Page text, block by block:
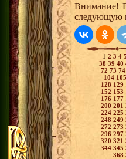
Внимание!
следующую
1 2 3 4 5
38 39 40
72 73 74
104 105
128 129
152 153
176 177
200 201
224 225
248 249
272 273
296 297
320 321
344 345
368